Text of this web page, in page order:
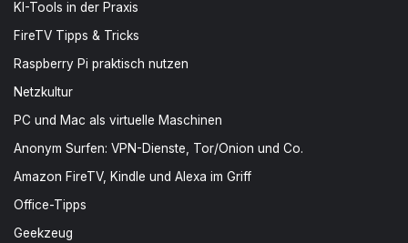
KI-Tools in der Praxis
FireTV Tipps & Tricks
Raspberry Pi praktisch nutzen
Netzkultur
PC und Mac als virtuelle Maschinen
Anonym Surfen: VPN-Dienste, Tor/Onion und Co.
Amazon FireTV, Kindle und Alexa im Griff
Office-Tipps
Geekzeug